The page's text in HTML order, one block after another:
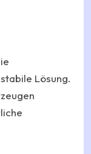
Lösung.